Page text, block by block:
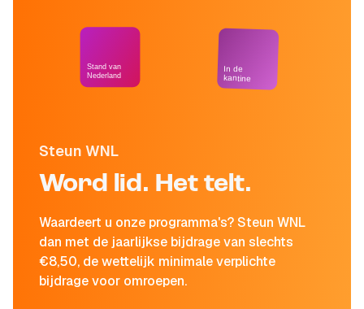
Steun WNL
Word lid. Het telt.
Waardeert u onze programma's? Steun WNL
dan met de jaarlijkse bijdrage van slechts
€8,50, de wettelijk minimale verplichte
bijdrage voor omroepen.
Stand van
Nederland
In de
kantine